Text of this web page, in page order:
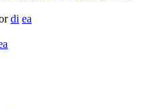
di ea